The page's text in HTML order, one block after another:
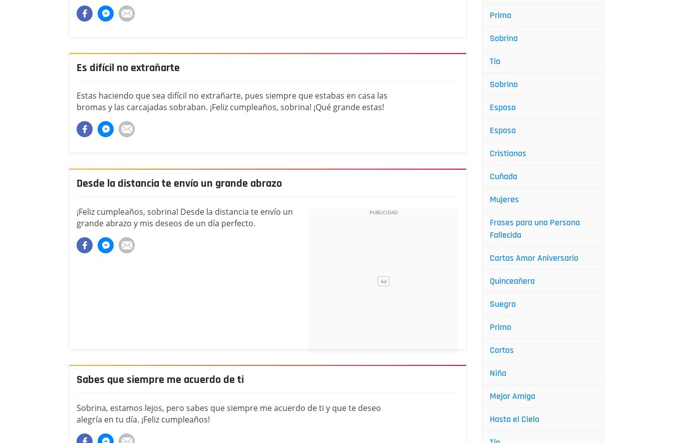
Es difícil no extrañarte
Estas haciendo que sea difícil no extrañarte, pues siempre que estabas en casa las
bromas y las carcajadas sobraban. ¡Feliz cumpleaños, sobrina! ¡Qué grande estas!
Desde la distancia te envío un grande abrazo
¡Feliz cumpleaños, sobrina! Desde la distancia te envío un
grande abrazo y mis deseos de un día perfecto.
Sabes que siempre me acuerdo de ti
Sobrina, estamos lejos, pero sabes que siempre me acuerdo de ti y que te deseo
alegría en tu día. ¡Feliz cumpleaños!
Prima
Sobrina
Tía
Sobrino
Esposo
Esposa
Cristianos
Cuñada
Mujeres
Frases para una Persona
Fallecida
Cartas Amor Aniversario
Quinceañera
Suegra
Primo
Cortos
Niña
Mejor Amiga
Hasta el Cielo